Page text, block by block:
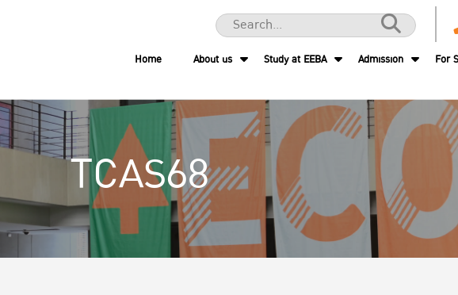
Home About us Study at EEBA Admission For
TCAS68